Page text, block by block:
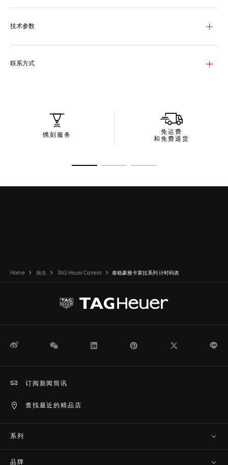
技术参数
联系方式
镌刻服务
免运费
和免费退货
Home 腕表 TAG Heuer Carrera 泰格豪雅卡莱拉系列 计时码表
微博 WeChat Pinterest
查找最近的精品店
订阅新闻简讯
系列
品牌